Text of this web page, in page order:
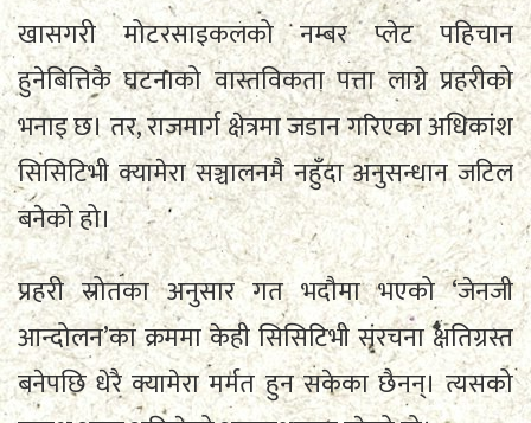
खासगरी मोटरसाइकलको नम्बर प्लेट पहिचान
हुनेबित्तिकै घटनाको वास्तविकता पत्ता लाग्ने प्रहरीको
भनाइ छ। तर, राजमार्ग क्षेत्रमा जडान गरिएका अधिकांश
सिसिटिभी क्यामेरा सञ्चालनमै नहुँदा अनुसन्धान जटिल
बनेको हो।
प्रहरी स्रोतका अनुसार गत भदौमा भएको ‘जेनजी
आन्दोलन’का क्रममा केही सिसिटिभी संरचना क्षतिग्रस्त
बनेपछि धेरै क्यामेरा मर्मत हुन सकेका छैनन्। त्यसको